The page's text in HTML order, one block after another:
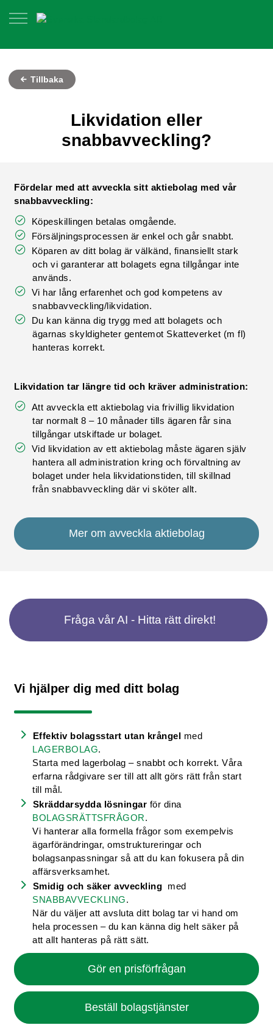
Tillbaka
Likvidation eller
snabbavveckling?
Fördelar med att avveckla sitt aktiebolag med vår
snabbavveckling:
Köpeskillingen betalas omgående.
Försäljningsprocessen är enkel och går snabbt.
Köparen av ditt bolag är välkänd, finansiellt stark
och vi garanterar att bolagets egna tillgångar inte
används.
Vi har lång erfarenhet och god kompetens av
snabbavveckling/likvidation.
Du kan känna dig trygg med att bolagets och
ägarnas skyldigheter gentemot Skatteverket (m fl)
hanteras korrekt.
Likvidation tar längre tid och kräver administration:
Att avveckla ett aktiebolag via frivillig likvidation
tar normalt 8 – 10 månader tills ägaren får sina
tillgångar utskiftade ur bolaget.
Vid likvidation av ett aktiebolag måste ägaren själv
hantera all administration kring och förvaltning av
bolaget under hela likvidationstiden, till skillnad
från snabbavveckling där vi sköter allt.
Mer om avveckla aktiebolag
Fråga vår AI - Hitta rätt direkt!
Vi hjälper dig med ditt bolag
Effektiv bolagsstart utan krångel med
LAGERBOLAG.
Starta med lagerbolag – snabbt och korrekt. Våra
erfarna rådgivare ser till att allt görs rätt från start
till mål.
Skräddarsydda lösningar för dina
BOLAGSRÄTTSFRÅGOR.
Vi hanterar alla formella frågor som exempelvis
ägarförändringar, omstruktureringar och
bolagsanpassningar så att du kan fokusera på din
affärsverksamhet.
Smidig och säker avveckling med
SNABBAVVECKLING.
När du väljer att avsluta ditt bolag tar vi hand om
hela processen – du kan känna dig helt säker på
att allt hanteras på rätt sätt.
Gör en prisförfrågan
Beställ bolagstjänster